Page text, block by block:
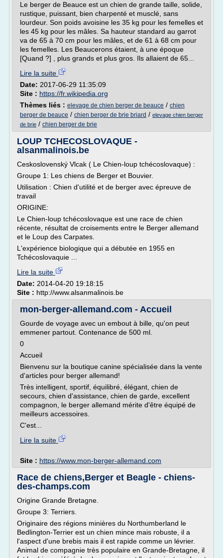
Le berger de Beauce est un chien de grande taille, solide,
rustique, puissant, bien charpenté et musclé, sans
lourdeur. Son poids avoisine les 35 kg pour les femelles et
les 45 kg pour les mâles. Sa hauteur standard au garrot
va de 65 à 70 cm pour les mâles, et de 61 à 68 cm pour
les femelles. Les Beaucerons étaient, à une époque
[Quand ?] , plus grands et plus gros. Ils allaient de 65...
Lire la suite
Date: 2017-06-29 11:35:09
Site : https://fr.wikipedia.org
Thèmes liés : elevage de chien berger de beauce / chien
berger de beauce / chien berger de brie briard / elevage chien berger
de brie / chien berger de brie
LOUP TCHECOSLOVAQUE -
alsanmalinois.be
Ceskoslovenský Vlcak ( Le Chien-loup tchécoslovaque) :
Groupe 1: Les chiens de Berger et Bouvier.
Utilisation : Chien d'utilité et de berger avec épreuve de
travail
ORIGINE:
Le Chien-loup tchécoslovaque est une race de chien
récente, résultat de croisements entre le Berger allemand
et le Loup des Carpates.
L'expérience biologique qui a débutée en 1955 en
Tchécoslovaquie ...
Lire la suite
Date: 2014-04-20 19:18:15
Site : http://www.alsanmalinois.be
mon-berger-allemand.com - Accueil
Gourde de voyage avec un embout à bille, qu'on peut
emmener partout. Contenance de 500 ml.
0
Accueil
Bienvenu sur la boutique canine spécialisée dans la vente
d'articles pour berger allemand!
Très intelligent, sportif, équilibré, élégant, chien de
secours, chien d'assistance, chien de garde, excellent
compagnon, le berger allemand mérite d'être équipé de
meilleurs accessoires.
C'est...
Lire la suite
Site : https://www.mon-berger-allemand.com
Race de chiens,Berger et Beagle - chiens-
des-champs.com
Origine Grande Bretagne.
Groupe 3: Terriers.
Originaire des régions minières du Northumberland le
Bedlington-Terrier est un chien mince mais robuste, il a
l'aspect d'une brebis mais il est rapide comme un lévrier.
Animal de compagnie très populaire en Grande-Bretagne, il